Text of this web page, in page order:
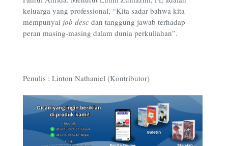
keluarga yang professional, “Kita sadar bahwa kita
mempunyai job desc dan tanggung jawab terhadap
peran masing-masing dalam dunia perkuliahan”.
Penulis : Linton Nathaniel (Kontributor)